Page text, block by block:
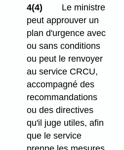
4(4)
Le ministre
peut approuver un
plan d'urgence avec
ou sans conditions
ou peut le renvoyer
au service CRCU,
accompagné des
recommandations
ou des directives
qu'il juge utiles, afin
que le service